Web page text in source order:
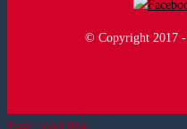
© Copyright 2017 -
Page load link